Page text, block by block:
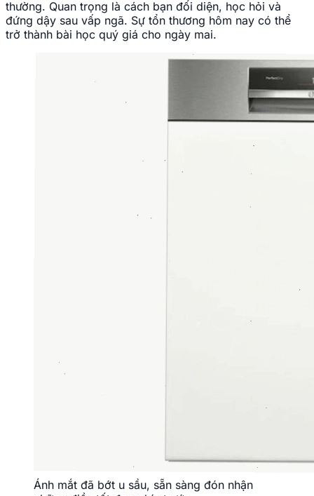
thường. Quan trọng là cách bạn đối diện, học hỏi và
đứng dậy sau vấp ngã. Sự tổn thương hôm nay có thể
trở thành bài học quý giá cho ngày mai.
Ánh mắt đã bớt u sầu, sẵn sàng đón nhận